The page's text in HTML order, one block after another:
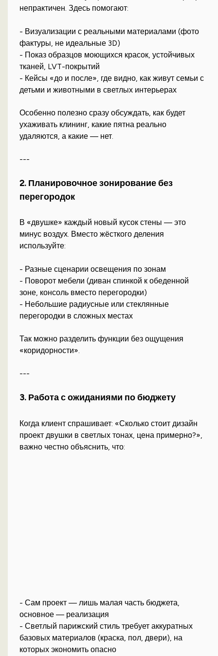
непрактичен. Здесь помогают:
- Визуализации с реальными материалами (фото
фактуры, не идеальные 3D)
- Показ образцов моющихся красок, устойчивых
тканей, LVT-покрытий
- Кейсы «до и после», где видно, как живут семьи с
детьми и животными в светлых интерьерах
Особенно полезно сразу обсуждать, как будет
ухаживать клининг, какие пятна реально
удаляются, а какие — нет.
---
2. Планировочное зонирование без
перегородок
В «двушке» каждый новый кусок стены — это
минус воздух. Вместо жёсткого деления
используйте:
- Разные сценарии освещения по зонам
- Поворот мебели (диван спинкой к обеденной
зоне, консоль вместо перегородки)
- Небольшие радиусные или стеклянные
перегородки в сложных местах
Так можно разделить функции без ощущения
«коридорности».
---
3. Работа с ожиданиями по бюджету
Когда клиент спрашивает: «Сколько стоит дизайн
проект двушки в светлых тонах, цена примерно?»,
важно честно объяснить, что:
- Сам проект — лишь малая часть бюджета,
основное — реализация
- Светлый парижский стиль требует аккуратных
базовых материалов (краска, пол, двери), на
которых экономить опасно